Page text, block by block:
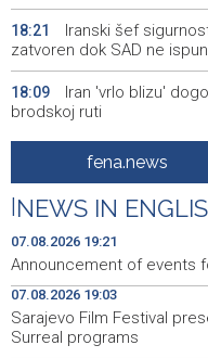
18:21
Iranski šef
zatvoren dok SAD ne
18:09
Iran 'vrlo blizu'
brodskoj ruti
Koncertom Marije
manifestacija 'Dani
17:26
Kod mosta Brčko -
sudske medicine utvrđuju
'Pekijada' u Varešu
regiona
16:55 U rijeci Krivaji kod
fena.news
NEWS IN
07.08.2026 19:21
Announcement of events
07.08.2026 19:03
Sarajevo Film Festival
Surreal programs